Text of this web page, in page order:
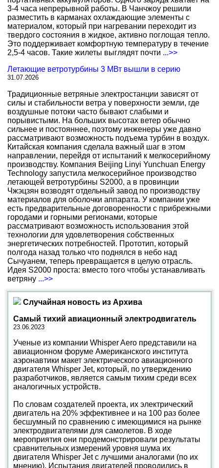
3-4 часа непрерывной работы. В Чанчжоу решили
разместить в карманах охлаждающие элементы с
материалом, который при нагревании переходит из
твердого состояния в жидкое, активно поглощая тепло.
Это поддерживает комфортную температуру в течение
2,5-4 часов. Такие жилеты выглядят почти ...>>
Летающие ветротурбины 3 МВт вышли в серию
31.07.2026
Традиционные ветряные электростанции зависят от
силы и стабильности ветра у поверхности земли, где
воздушные потоки часто бывают слабыми и
порывистыми. На больших высотах ветер обычно
сильнее и постояннее, поэтому инженеры уже давно
рассматривают возможность подъема турбин в воздух.
Китайская компания сделала важный шаг в этом
направлении, перейдя от испытаний к мелкосерийному
производству. Компания Beijing Linyi Yunchuan Energy
Technology запустила мелкосерийное производство
летающей ветротурбины S2000, а в провинции
Чжэцзян возводят отдельный завод по производству
материалов для оболочки аппарата. У компании уже
есть предварительные договоренности с прибрежными
городами и горными регионами, которые
рассматривают возможность использования этой
технологии для удовлетворения собственных
энергетических потребностей. Прототип, который
полгода назад только что поднялся в небо над
Сычуанем, теперь превращается в целую отрасль.
Идея S2000 проста: вместо того чтобы устанавливать
ветряну ...>>
Случайная новость из Архива
Самый тихий авиационный электродвигатель
23.06.2023
Ученые из компании Whisper Aero представили на
авиационном форуме Американского института
аэронавтики макет электрического авиационного
двигателя Whisper Jet, который, по утверждению
разработчиков, является самым тихим среди всех
аналогичных устройств.
По словам создателей проекта, их электрический
двигатель на 20% эффективнее и на 100 раз более
бесшумный по сравнению с имеющимися на рынке
электродвигателями для самолетов. В ходе
мероприятия они продемонстрировали результаты
сравнительных измерений уровня шума их
двигателя Whisper Jet с лучшими аналогами (по их
мнению). Испытания двигателей проводились в